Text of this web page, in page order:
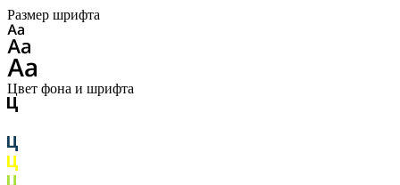
Размер шрифта
Цвет фона и шрифта